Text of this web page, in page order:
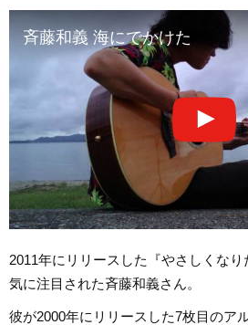
斉藤和義 海にでかけた
2011年にリリースした『やさしくな
気に注目された斉藤和義さん。
彼が2000年にリリースした7枚目のア